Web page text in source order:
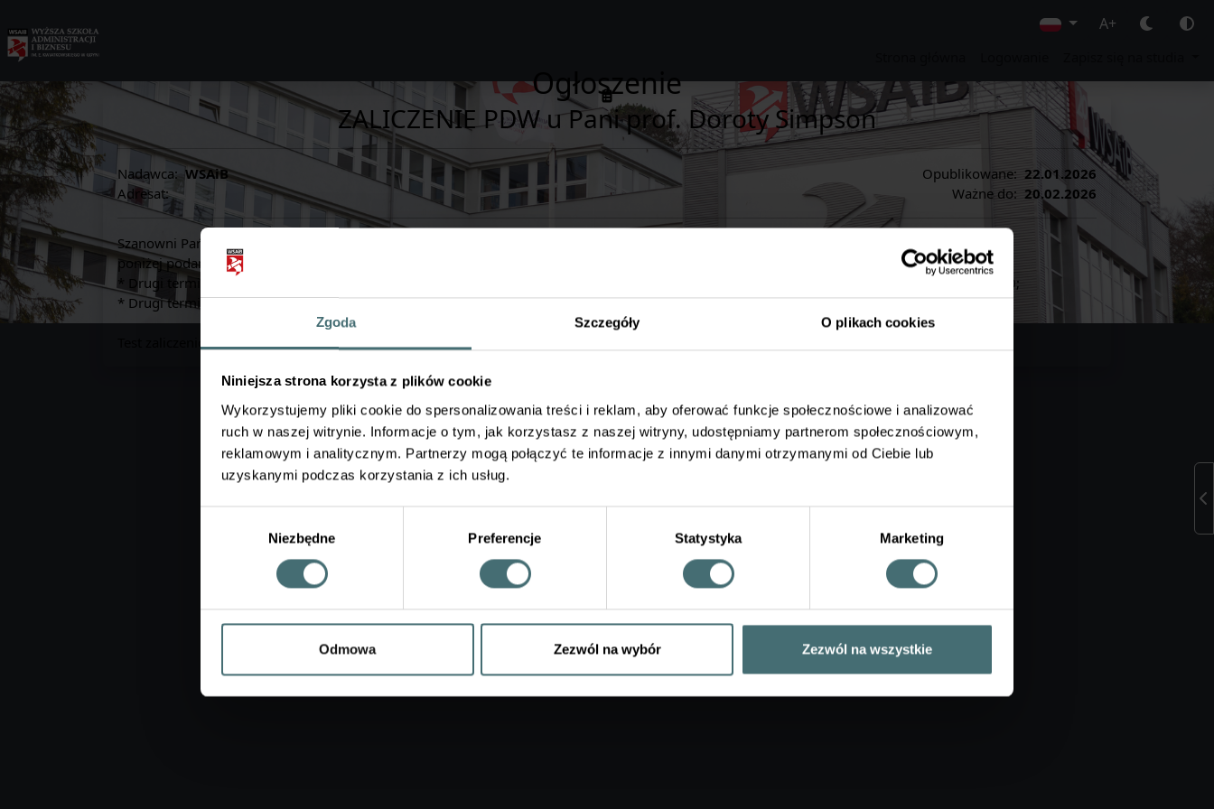
Zgoda Szczegóły O plikach cookies
Niniejsza strona korzysta z plików cookie
Wykorzystujemy pliki cookie do spersonalizowania treści i reklam, aby oferować funkcje społecznościowe i analizować
ruch w naszej witrynie. Informacje o tym, jak korzystasz z naszej witryny, udostępniamy partnerom społecznościowym,
reklamowym i analitycznym. Partnerzy mogą połączyć te informacje z innymi danymi otrzymanymi od Ciebie lub
uzyskanymi podczas korzystania z ich usług.
Niezbędne Preferencje Statystyka Marketing
Odmowa Zezwól na wybór Zezwól na wszystkie
A+
Ogłoszenie
ZALICZENIE PDW u Pani prof. Doroty Simpson
Nadawca: WSAiB
Adresat:
Opublikowane: 22.01.2026
Ważne do: 20.02.2026
Szanowni Państwo,
poniżej podane są terminy poprawkowe dla PDW u Pani profesor Doroty Simpson:
* Drugi termin zaliczenia PDW "INTERCULTURAL COMMUNICATION IN BUSINESS" dla I stopnia odbędzie się 2.02.2026 od godz. 19.00 do 20.30;
* Drugi termin II stopnia z NEGOCJACJI W BIZNESIE MIĘDZYNARODOWYM to 9.02. Godz. 19.00-20.30
Test zaliczeniowy będzie dostępny w kursie na platformie Moodle.